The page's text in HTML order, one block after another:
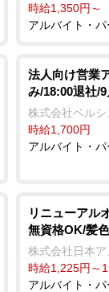
時給1,350円～
アルバイト・
法人向け営業
み/18:00退社/
株式会社ベル
時給1,700円
アルバイト・
リニューアル
無資格OK/髪
株式会社日本
時給1,225円～
アルバイト・